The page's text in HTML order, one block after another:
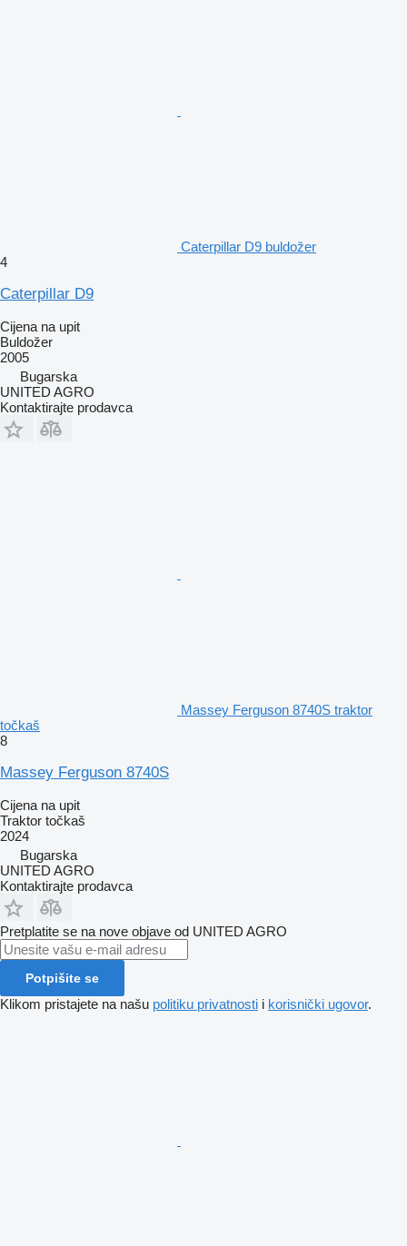
Caterpillar D9 buldožer
4
Caterpillar D9
Cijena na upit
Buldožer
2005
Bugarska
UNITED AGRO
Kontaktirajte prodavca
Massey Ferguson 8740S traktor
točkaš
8
Massey Ferguson 8740S
Cijena na upit
Traktor točkaš
2024
Bugarska
UNITED AGRO
Kontaktirajte prodavca
Pretplatite se na nove objave od UNITED AGRO
Potpišite se
Klikom pristajete na našu politiku privatnosti i korisnički ugovor.